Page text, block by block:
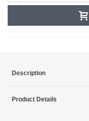
Description
Product Details